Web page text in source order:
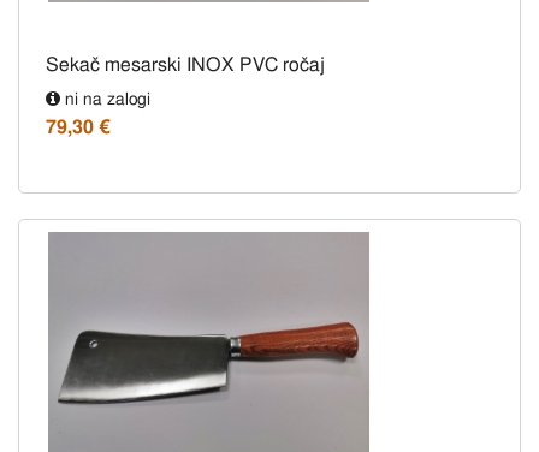
Sekač mesarski INOX PVC ročaj
ni na zalogi
79,30 €